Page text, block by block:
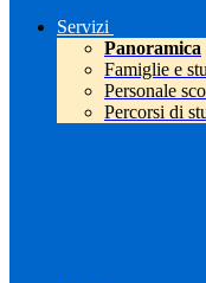
Servizi
Panoramica
Famiglie e
Personale
Percorsi di